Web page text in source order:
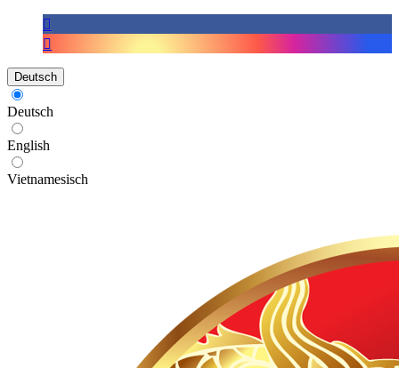
Deutsch
Deutsch
English
Vietnamesisch